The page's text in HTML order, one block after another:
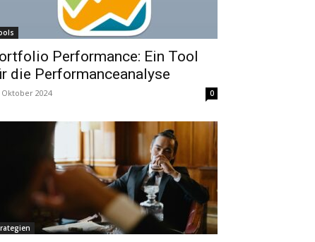
Performance: Ein Tool
die Performanceanalyse
Oktober 2024 0